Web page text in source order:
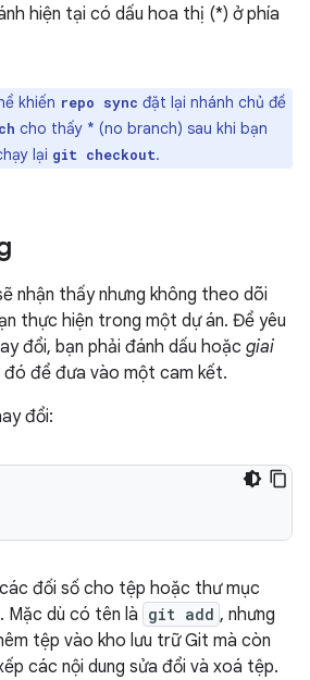
hiện tại có dấu hoa thị (*) ở phía
khiến repo sync đặt lại nhánh chủ đề
cho thấy * (no branch) sau khi bạn
lại git checkout.
nhận thấy nhưng không theo dõi
thực hiện trong một dự án. Để yêu
đổi, bạn phải đánh dấu hoặc giai
đó để đưa vào một cam kết.
đổi:
đối số cho tệp hoặc thư mục
Mặc dù có tên là git add , nhưng
tệp vào kho lưu trữ Git mà còn
các nội dung sửa đổi và xoá tệp.